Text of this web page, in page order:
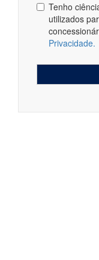
Tenho
utilizados
Privacidade.